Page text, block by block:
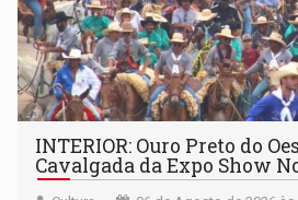
INTERIOR: Ouro Preto do
Cavalgada da Expo Show